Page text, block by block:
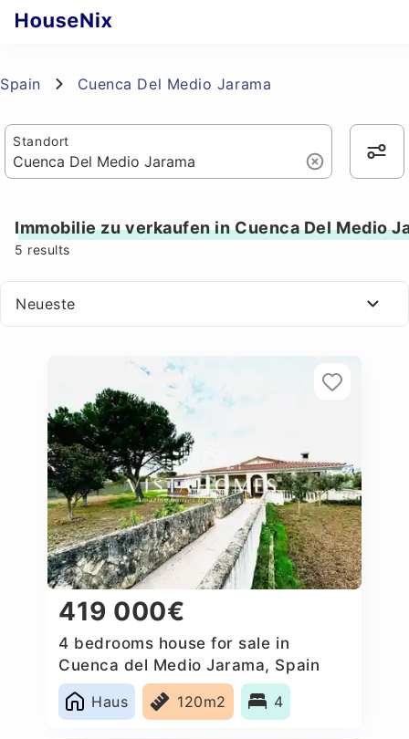
Spain Cuenca Del Medio Jarama
Standort
Immobilie zu verkaufen in Cuenca Del Medio
5 results
Neueste
419 000€
4 bedrooms house for sale in
Cuenca del Medio Jarama, Spain
Haus
120m2 4